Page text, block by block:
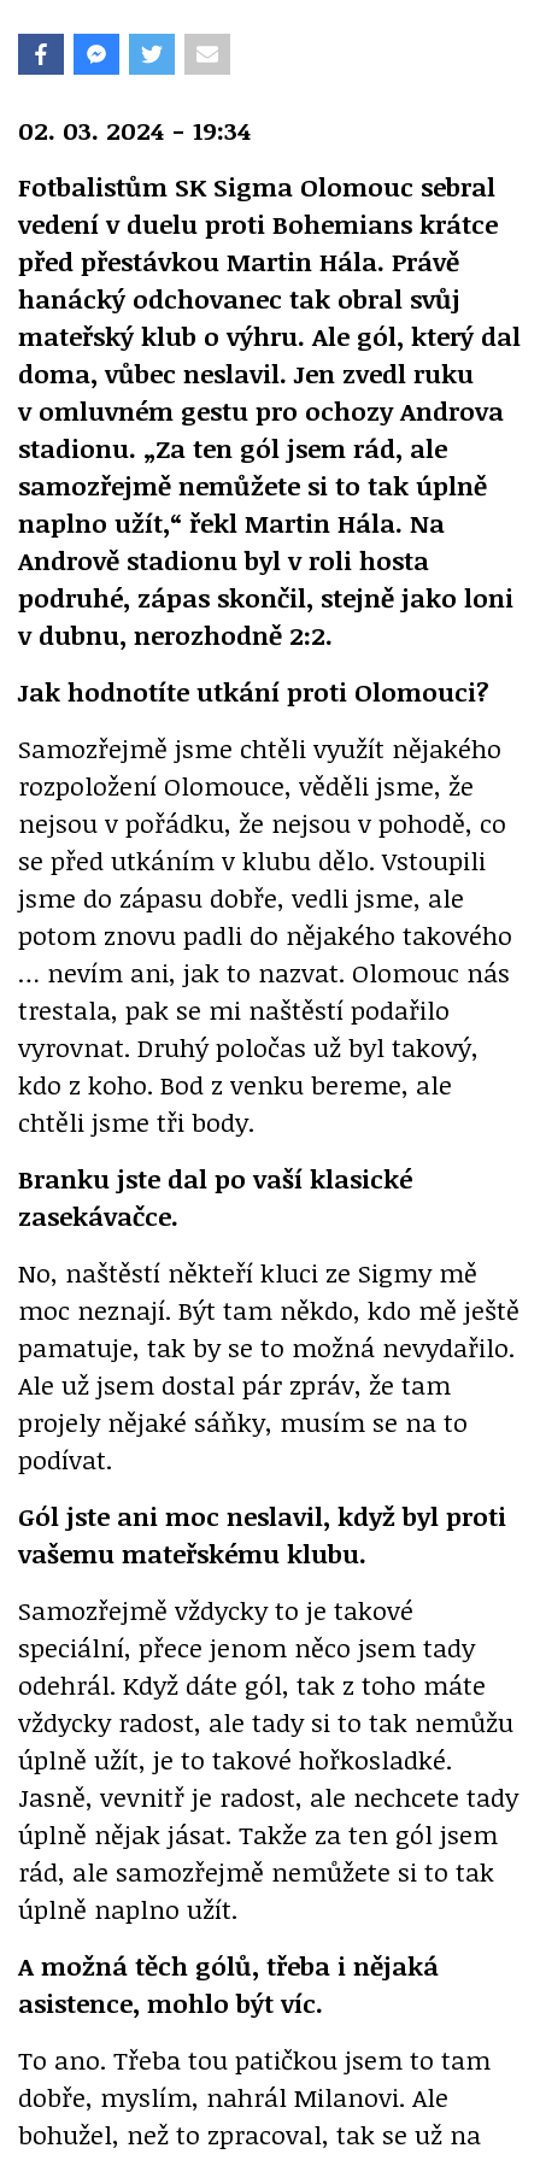
02. 03. 2024 - 19:34
Fotbalistům SK Sigma Olomouc sebral
vedení v duelu proti Bohemians krátce
před přestávkou Martin Hála. Právě
hanácký odchovanec tak obral svůj
mateřský klub o výhru. Ale gól, který dal
doma, vůbec neslavil. Jen zvedl ruku
v omluvném gestu pro ochozy Androva
stadionu. „Za ten gól jsem rád, ale
samozřejmě nemůžete si to tak úplně
naplno užít,“ řekl Martin Hála. Na
Andrově stadionu byl v roli hosta
podruhé, zápas skončil, stejně jako loni
v dubnu, nerozhodně 2:2.
Jak hodnotíte utkání proti Olomouci?
Samozřejmě jsme chtěli využít nějakého
rozpoložení Olomouce, věděli jsme, že
nejsou v pořádku, že nejsou v pohodě, co
se před utkáním v klubu dělo. Vstoupili
jsme do zápasu dobře, vedli jsme, ale
potom znovu padli do nějakého takového
… nevím ani, jak to nazvat. Olomouc nás
trestala, pak se mi naštěstí podařilo
vyrovnat. Druhý poločas už byl takový,
kdo z koho. Bod z venku bereme, ale
chtěli jsme tři body.
Branku jste dal po vaší klasické
zasekávačce.
No, naštěstí někteří kluci ze Sigmy mě
moc neznají. Být tam někdo, kdo mě ještě
pamatuje, tak by se to možná nevydařilo.
Ale už jsem dostal pár zpráv, že tam
projely nějaké sáňky, musím se na to
podívat.
Gól jste ani moc neslavil, když byl proti
vašemu mateřskému klubu.
Samozřejmě vždycky to je takové
speciální, přece jenom něco jsem tady
odehrál. Když dáte gól, tak z toho máte
vždycky radost, ale tady si to tak nemůžu
úplně užít, je to takové hořkosladké.
Jasně, vevnitř je radost, ale nechcete tady
úplně nějak jásat. Takže za ten gól jsem
rád, ale samozřejmě nemůžete si to tak
úplně naplno užít.
A možná těch gólů, třeba i nějaká
asistence, mohlo být víc.
To ano. Třeba tou patičkou jsem to tam
dobře, myslím, nahrál Milanovi. Ale
bohužel, než to zpracoval, tak se už na